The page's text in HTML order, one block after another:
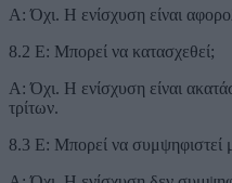
Α: Όχι. Η ενίσχυση είναι
8.2 Ε: Μπορεί να κατασχεθεί;
Α: Όχι. Η ενίσχυση είναι
τρίτων.
8.3 Ε: Μπορεί να συμψηφιστεί